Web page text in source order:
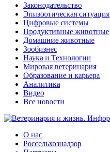
Законодательство
Эпизоотическая ситуация
Цифровые системы
Продуктивные животные
Домашние животные
Зообизнес
Наука и Технологии
Мировая ветеринария
Образование и карьера
Аналитика
Видео
Все новости
О нас
Россельхознадзор